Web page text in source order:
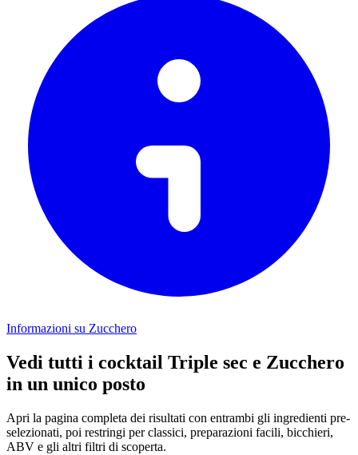
Informazioni su Zucchero
Vedi tutti i cocktail Triple sec e Zucchero
in un unico posto
Apri la pagina completa dei risultati con entrambi gli ingredienti pre-
selezionati, poi restringi per classici, preparazioni facili, bicchieri,
ABV e gli altri filtri di scoperta.